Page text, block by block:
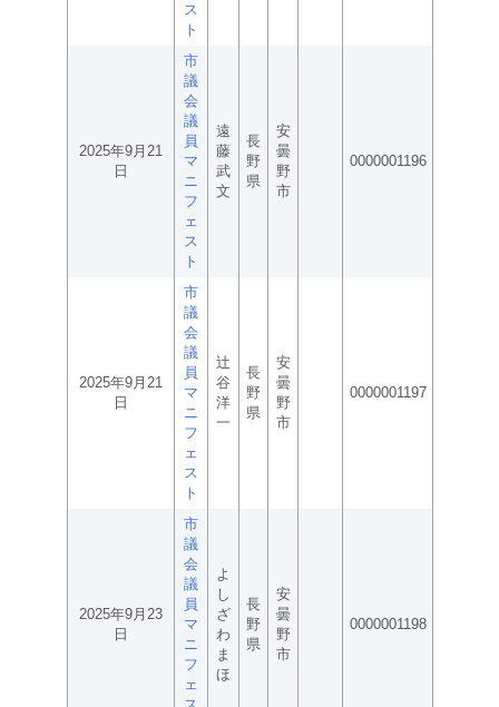
ス
ト
2025年9月21
日
市
議
会
議
員
マ
ニ
フ
ェ
ス
ト
遠
藤
武
文
長
野
県
安
曇
野
市
0000001196
2025年9月21
日
市
議
会
議
員
マ
ニ
フ
ェ
ス
ト
辻
谷
洋
一
長
野
県
安
曇
野
市
0000001197
2025年9月23
日
市
議
会
議
員
マ
ニ
フ
ェ
よ
し
ざ
わ
ま
ほ
長
野
県
安
曇
野
市
0000001198